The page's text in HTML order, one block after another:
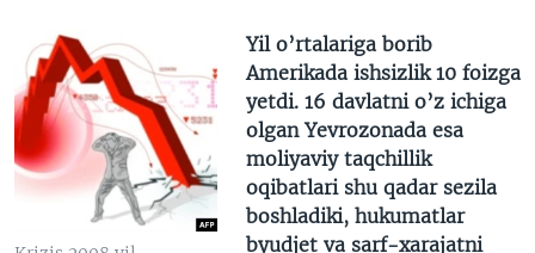
Yil o’rtalariga borib
Amerikada ishsizlik 10 foizga
yetdi. 16 davlatni o’z ichiga
olgan Yevrozonada esa
moliyaviy taqchillik
oqibatlari shu qadar sezila
boshladiki, hukumatlar
byudjet va sarf-xarajatni